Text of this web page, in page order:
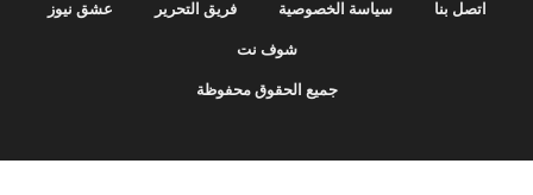
اتصل بنا سياسة الخصوصية فريق التحرير عشق نيوز
شوف نت
جميع الحقوق محفوظة